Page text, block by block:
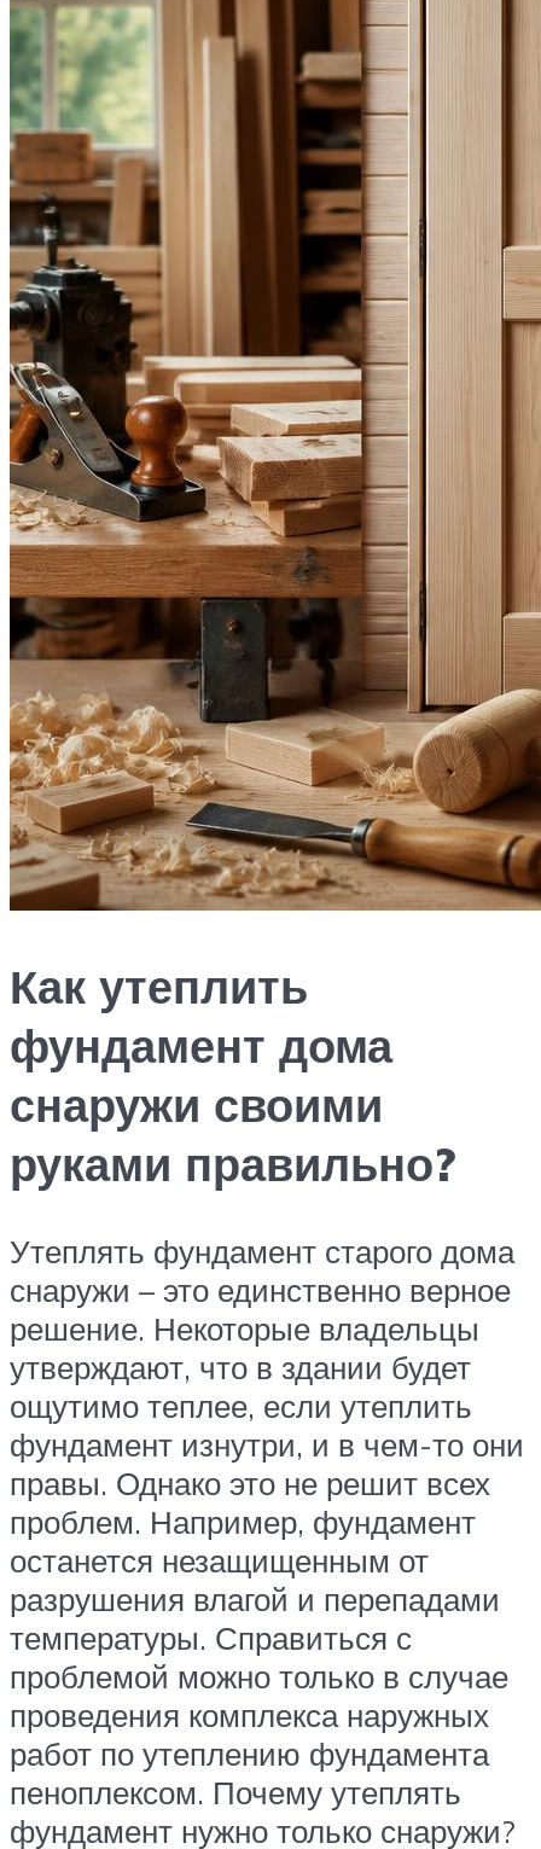
Как утеплить
фундамент дома
снаружи своими
руками правильно?
Утеплять фундамент старого дома
снаружи – это единственно верное
решение. Некоторые владельцы
утверждают, что в здании будет
ощутимо теплее, если утеплить
фундамент изнутри, и в чем-то они
правы. Однако это не решит всех
проблем. Например, фундамент
останется незащищенным от
разрушения влагой и перепадами
температуры. Справиться с
проблемой можно только в случае
проведения комплекса наружных
работ по утеплению фундамента
пеноплексом. Почему утеплять
фундамент нужно только снаружи?